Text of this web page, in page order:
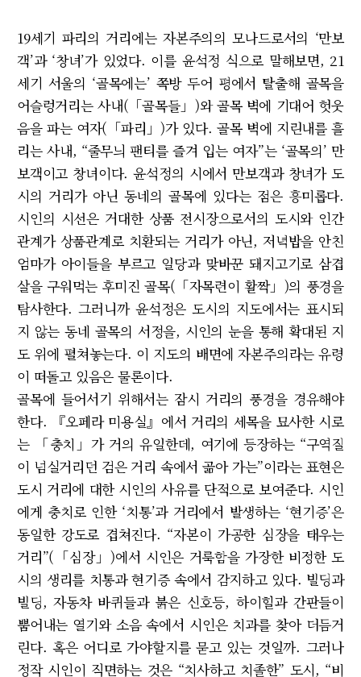
19세기 파리의 거리에는 자본주의의 모나드로서의 ‘만보
객’과 ‘창녀’가 있었다. 이를 윤석정 식으로 말해보면, 21
세기 서울의 ‘골목에는’ 쪽방 두어 평에서 탈출해 골목을
어슬렁거리는 사내(「골목들」)와 골목 벽에 기대어 헛웃
음을 파는 여자(「파리」)가 있다. 골목 벽에 지린내를 흘
리는 사내, “줄무늬 팬티를 즐겨 입는 여자”는 ‘골목의’ 만
보객이고 창녀이다. 윤석정의 시에서 만보객과 창녀가 도
시의 거리가 아닌 동네의 골목에 있다는 점은 흥미롭다.
시인의 시선은 거대한 상품 전시장으로서의 도시와 인간
관계가 상품관계로 치환되는 거리가 아닌, 저녁밥을 안친
엄마가 아이들을 부르고 일당과 맞바꾼 돼지고기로 삼겹
살을 구워먹는 후미진 골목(「자목련이 활짝」)의 풍경을
탐사한다. 그러니까 윤석정은 도시의 지도에서는 표시되
지 않는 동네 골목의 서정을, 시인의 눈을 통해 확대된 지
도 위에 펼쳐놓는다. 이 지도의 배면에 자본주의라는 유령
이 떠돌고 있음은 물론이다.
골목에 들어서기 위해서는 잠시 거리의 풍경을 경유해야
한다. 『오페라 미용실』에서 거리의 세목을 묘사한 시로
는 「충치」가 거의 유일한데, 여기에 등장하는 “구역질
이 넘실거리던 검은 거리 속에서 곪아 가는”이라는 표현은
도시 거리에 대한 시인의 사유를 단적으로 보여준다. 시인
에게 충치로 인한 ‘치통’과 거리에서 발생하는 ‘현기증’은
동일한 강도로 겹쳐진다. “자본이 가공한 심장을 태우는
거리”(「심장」)에서 시인은 거룩함을 가장한 비정한 도
시의 생리를 치통과 현기증 속에서 감지하고 있다. 빌딩과
빌딩, 자동차 바퀴들과 붉은 신호등, 하이힐과 간판들이
뿜어내는 열기와 소음 속에서 시인은 치과를 찾아 더듬거
린다. 혹은 어디로 가야할지를 묻고 있는 것일까. 그러나
정작 시인이 직면하는 것은 “치사하고 치졸한” 도시, “비